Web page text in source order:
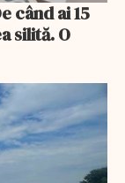
când ai 15
silită. O